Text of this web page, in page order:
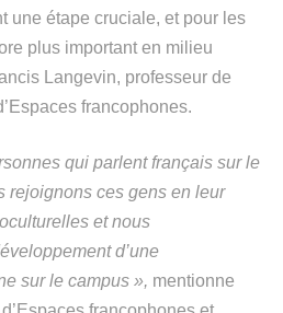
une étape cruciale, et pour les
plus important en milieu
Langevin, professeur de
francophones.
qui parlent français sur le
rejoignons ces gens en leur
et nous
d’une
sur le campus », mentionne